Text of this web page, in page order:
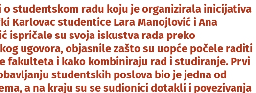
o studentskom radu koju je organizirala inicijativa
Karlovac studentice Lara Manojlović i Ana
ispričale su svoja iskustva rada preko
ugovora, objasnile zašto su uopće počele raditi
fakulteta i kako kombiniraju rad i studiranje. Prvi
studentskih poslova bio je jedna od
a na kraju su se sudionici dotakli i povezivanja